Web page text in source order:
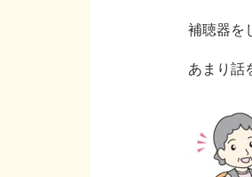
補聴器を
あまり話